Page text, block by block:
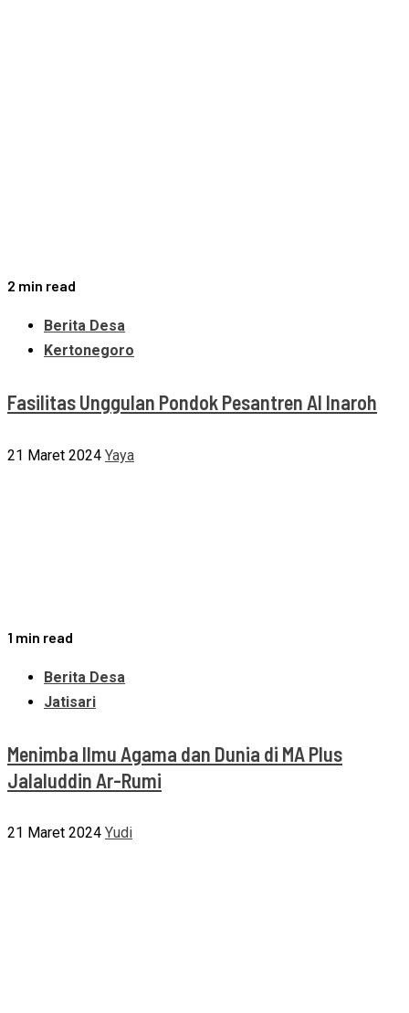
2 min read
Berita Desa
Kertonegoro
Fasilitas Unggulan Pondok Pesantren Al Inaroh
21 Maret 2024 Yaya
1 min read
Berita Desa
Jatisari
Menimba Ilmu Agama dan Dunia di MA Plus
Jalaluddin Ar-Rumi
21 Maret 2024 Yudi